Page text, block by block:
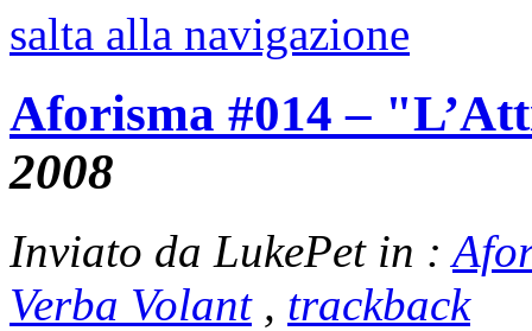
salta alla navigazione
Aforisma #014 –
2008
Inviato da LukePet in :
Verba Volant, trackback